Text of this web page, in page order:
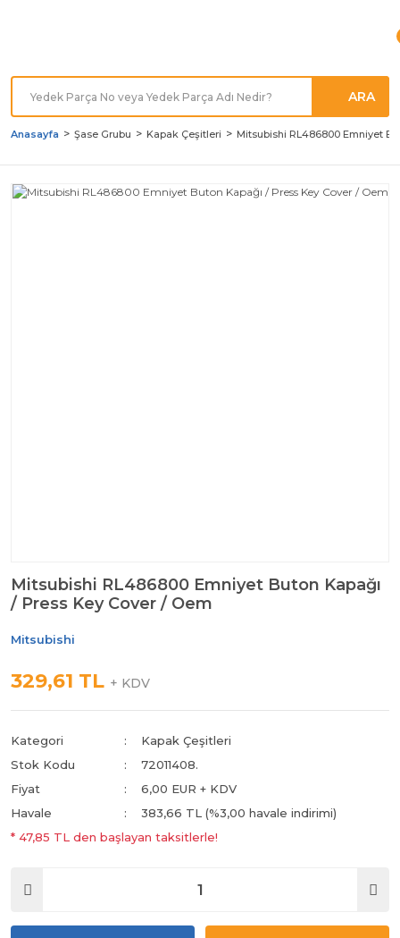
ARA
Anasayfa Şase Grubu Kapak Çeşitleri Mitsubishi RL486800 Emniyet
Mitsubishi RL486800 Emniyet Buton Kapağı
/ Press Key Cover / Oem
Mitsubishi
329,61 TL + KDV
Kategori
Kapak Çeşitleri
Stok Kodu
72011408.
Fiyat
6,00 EUR + KDV
Havale
383,66 TL (%3,00 havale indirimi)
* 47,85 TL den başlayan taksitlerle!